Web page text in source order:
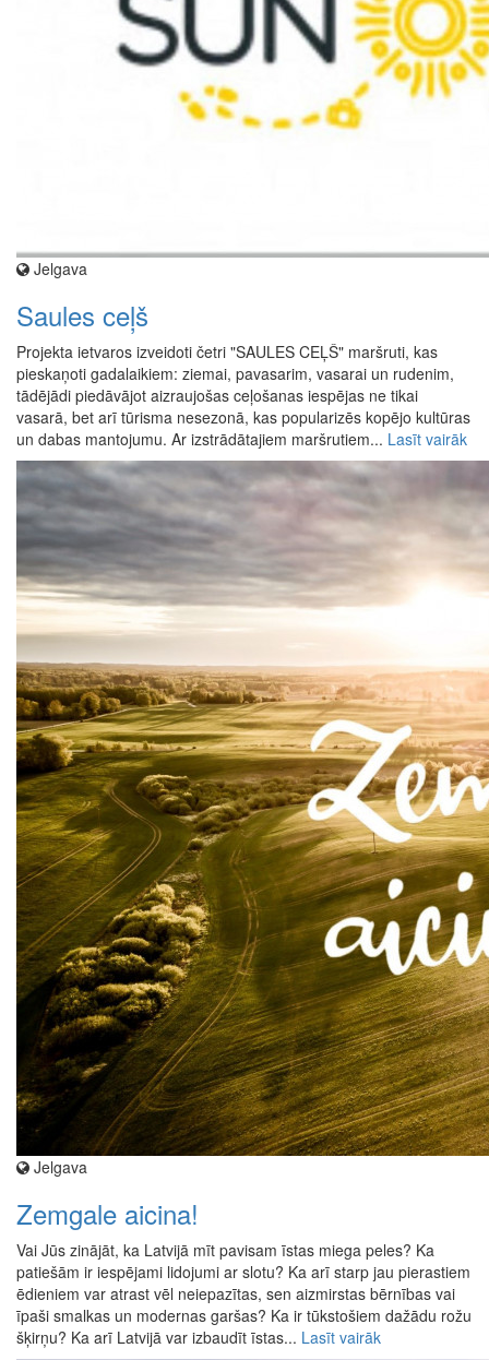
Jelgava
Saules ceļš
Projekta ietvaros izveidoti četri "SAULES CEĻŠ" maršruti, kas
pieskaņoti gadalaikiem: ziemai, pavasarim, vasarai un rudenim,
tādējādi piedāvājot aizraujošas ceļošanas iespējas ne tikai
vasarā, bet arī tūrisma nesezonā, kas popularizēs kopējo kultūras
un dabas mantojumu. Ar izstrādātajiem maršrutiem... Lasīt vairāk
Jelgava
Zemgale aicina!
Vai Jūs zinājāt, ka Latvijā mīt pavisam īstas miega peles? Ka
patiešām ir iespējami lidojumi ar slotu? Ka arī starp jau pierastiem
ēdieniem var atrast vēl neiepazītas, sen aizmirstas bērnības vai
īpaši smalkas un modernas garšas? Ka ir tūkstošiem dažādu rožu
šķirņu? Ka arī Latvijā var izbaudīt īstas... Lasīt vairāk